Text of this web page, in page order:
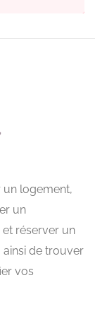
un logement,
un
et réserver un
de trouver
vos